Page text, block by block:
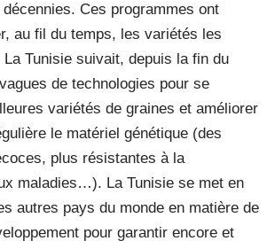
Ces programmes ont
au fil du temps, les variétés les
Tunisie suivait, depuis la fin du
de technologies pour se
variétés de graines et améliorer
le matériel génétique (des
plus résistantes à la
maladies…). La Tunisie se met en
autres pays du monde en matière de
pour garantir encore et